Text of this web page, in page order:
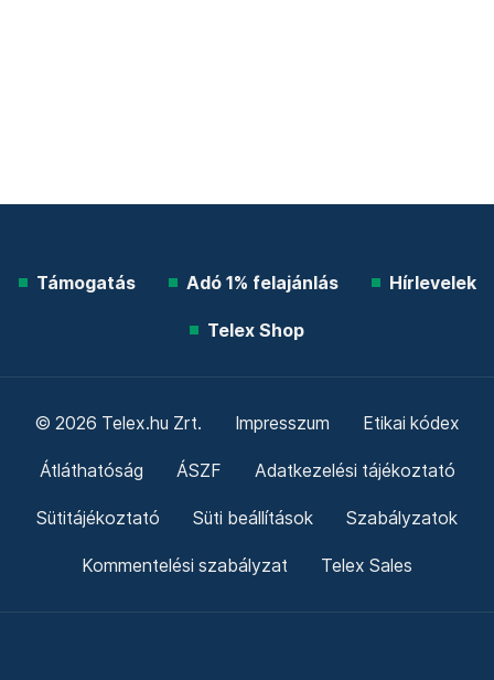
Támogatás Adó 1% felajánlás Hírlevelek
Telex Shop
© 2026 Telex.hu Zrt. Impresszum Etikai kódex
Átláthatóság ÁSZF Adatkezelési tájékoztató
Sütitájékoztató Süti beállítások Szabályzatok
Kommentelési szabályzat Telex Sales